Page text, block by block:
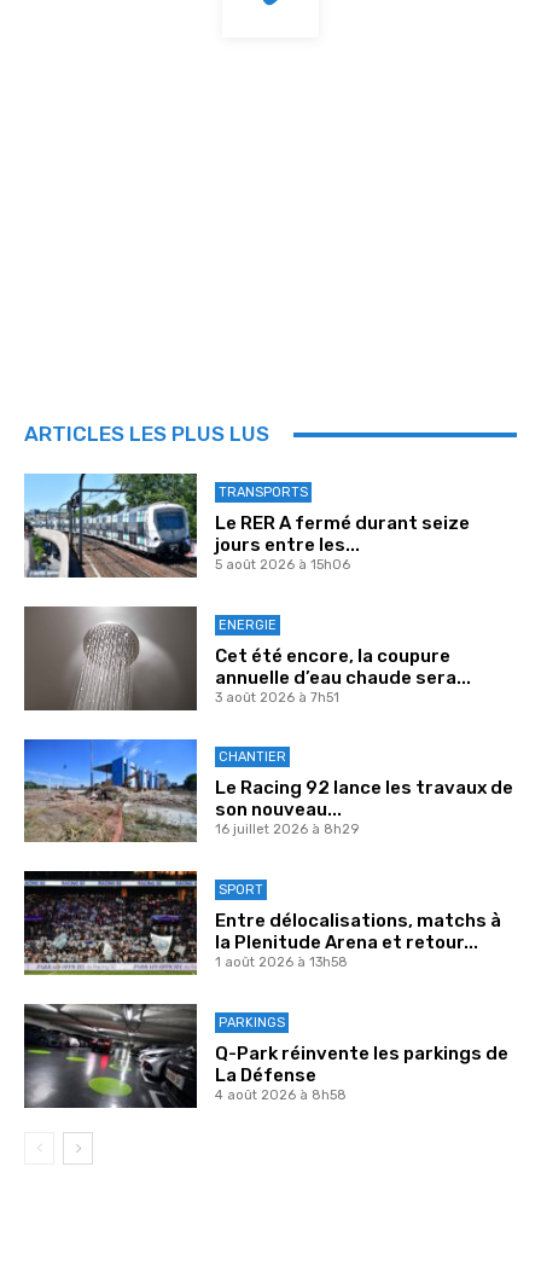
ARTICLES LES PLUS LUS
TRANSPORTS
Le RER A fermé durant seize
jours entre les...
5 août 2026 à 15h06
ENERGIE
Cet été encore, la coupure
annuelle d’eau chaude sera...
3 août 2026 à 7h51
CHANTIER
Le Racing 92 lance les travaux de
son nouveau...
16 juillet 2026 à 8h29
SPORT
Entre délocalisations, matchs à
la Plenitude Arena et retour...
1 août 2026 à 13h58
PARKINGS
Q-Park réinvente les parkings de
La Défense
4 août 2026 à 8h58